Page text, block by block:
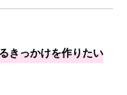
きっかけを作りたい